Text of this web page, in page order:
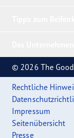
© 2026 The
Rechtliche
Impressum
Seitenübersicht
Presse